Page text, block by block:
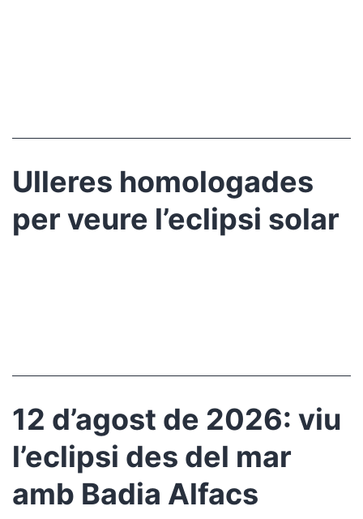
Ulleres homologades
per veure l’eclipsi solar
12 d’agost de 2026: viu
l’eclipsi des del mar
amb Badia Alfacs